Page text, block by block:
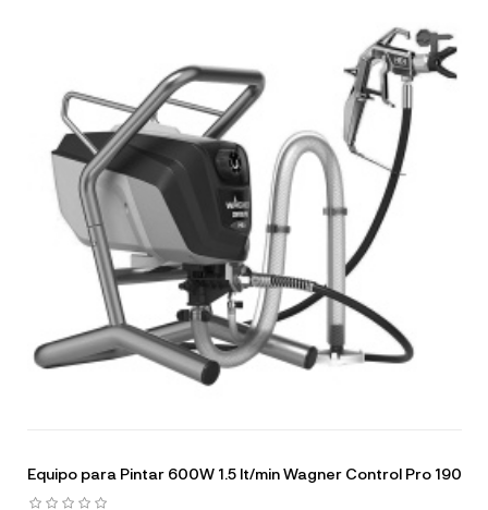
Equipo para Pintar 600W 1.5 lt/min Wagner Control Pro 190